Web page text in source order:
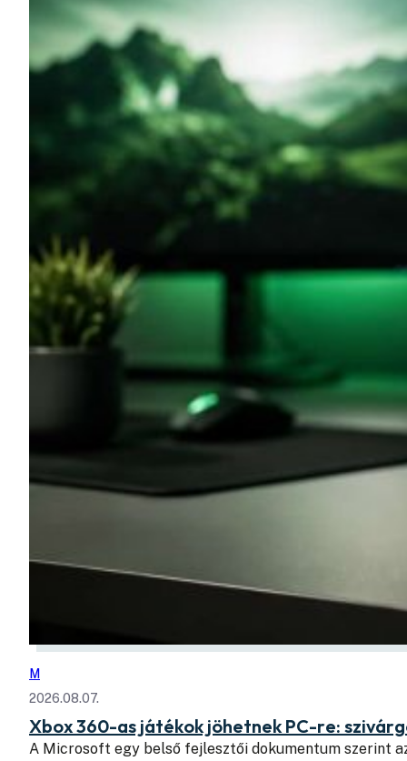
M
2026.08.07.
Xbox 360-as játékok jöhetnek PC-re:
A Microsoft egy belső fejlesztői dokumentum szerint